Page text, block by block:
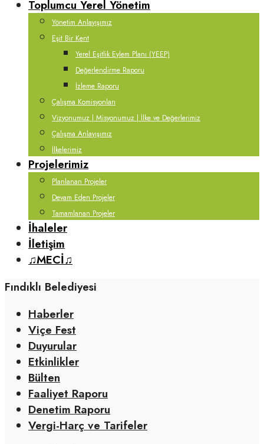
Toplumcu Yerel Yönetim
Yönetim Anlayışımız
Eşit Bir Kent
Yerel Eşitlik Eylem Planı (YEEP)
Değerlendirme Raporu
İzleme Raporu
Çalışma Komisyonları
Vizyonumuz | Misyonumuz | İlke ve Değerlerimiz
Çalışma Anlayışımız
İlkelerimiz
Projelerimiz
Planlanan Projeler
Devam Eden Projeler
Tamamlanan Projeler
İhaleler
İletişim
♫MECİ♫
Fındıklı Belediyesi
Haberler
Viçe Fest
Duyurular
Etkinlikler
Bülten
Faaliyet Raporu
Denetim Raporu
Vergi-Harç ve Tarifeler